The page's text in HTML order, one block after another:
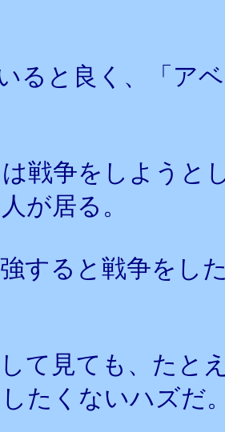
ると良く、「ア
は戦争をしよう
が居る。
すると戦争をし
て見ても、たと
たくないハズだ